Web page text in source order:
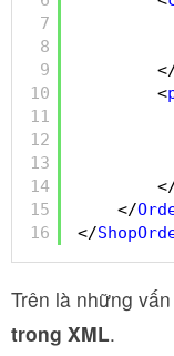
7
8
9
10
11
12
13
14
15
16
<
</
</
Trên là những
trong XML.